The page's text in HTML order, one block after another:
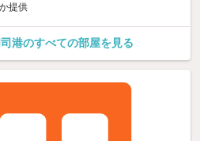
提供
港のすべての部屋を見る